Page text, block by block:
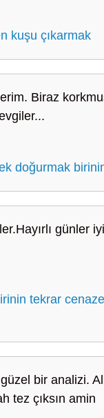
kuşu çıkarmak
Biraz
doğurmak
günler
tekrar
bir analizi.
tez çıksın amin